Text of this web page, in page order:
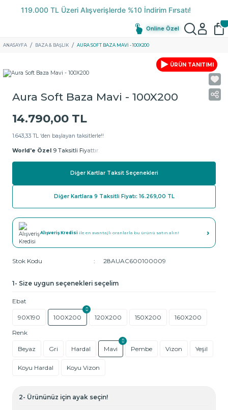
Online Özel
ANASAYFA BAZA & BAŞLIK AURA SOFT BAZA MAVI - 100X200
ÜRÜN TANITIMI
Aura Soft Baza Mavi - 100X200
14.790,00 TL
1.643,33 TL ‘den başlayan taksitlerle!!
World'e Özel 9 Taksitli Fiyattır.
Diğer Kartlar Taksit Seçenekleri
Diğer Kartlara 9 Taksitli Fiyatı: 16.269,00 TL
Alışveriş Kredisi ile en avantajlı oranlarla bu ürünü satın alın! ›
Stok Kodu 28AUAC600100009
1- Size uygun seçenekleri seçelim
Ebat
90X190 100X200 120X200 150X200
160X200
Renk
Beyaz Gri Hardal Mavi Pembe Vizon Yeşil
Koyu Hardal Koyu Vizon
2- Ürününüz için ayak seçin!